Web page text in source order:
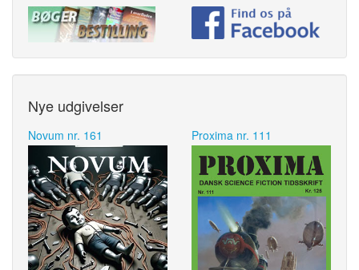
Nye udgivelser
Novum nr. 161 Proxima nr. 111